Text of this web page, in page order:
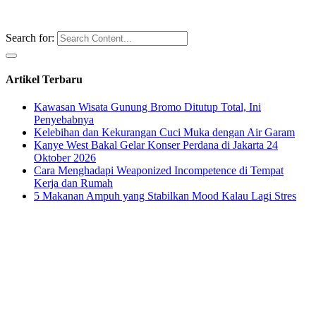
Search for:
Artikel Terbaru
Kawasan Wisata Gunung Bromo Ditutup Total, Ini
Penyebabnya
Kelebihan dan Kekurangan Cuci Muka dengan Air Garam
Kanye West Bakal Gelar Konser Perdana di Jakarta 24
Oktober 2026
Cara Menghadapi Weaponized Incompetence di Tempat
Kerja dan Rumah
5 Makanan Ampuh yang Stabilkan Mood Kalau Lagi Stres